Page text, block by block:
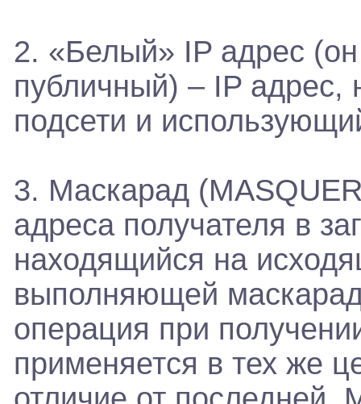
2. «Белый» IP адрес
публичный) – IP
подсети и
3. Маскарад
адреса получателя в
находящийся на
выполняющей
операция при
применяется в тех же